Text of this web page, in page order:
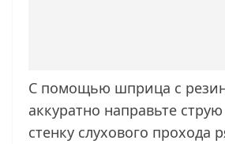
С помощью шприца с
аккуратно направьте
стенку слухового прохода